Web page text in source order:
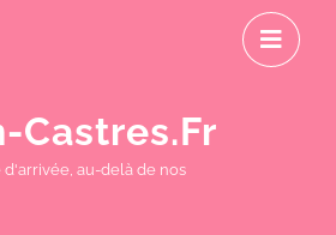
Castres.fr
au-delà de nos